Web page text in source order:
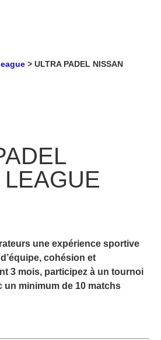
> ULTRA PADEL NISSAN
une expérience sportive
cohésion et
3 mois, participez à un tournoi
un minimum de 10 matchs